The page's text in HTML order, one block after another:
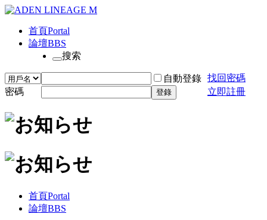
首頁Portal
論壇BBS
搜索
自動登錄 找回密碼
密碼
登錄 立即註冊
首頁Portal
論壇BBS